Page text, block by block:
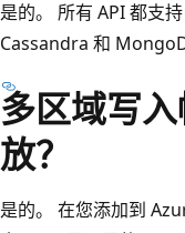
是的。 所有 API 都支
Cassandra 和
多区域写
放？
是的。 在您添加到